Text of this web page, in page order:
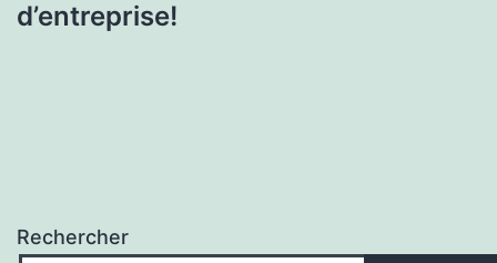
d’entreprise!
Rechercher